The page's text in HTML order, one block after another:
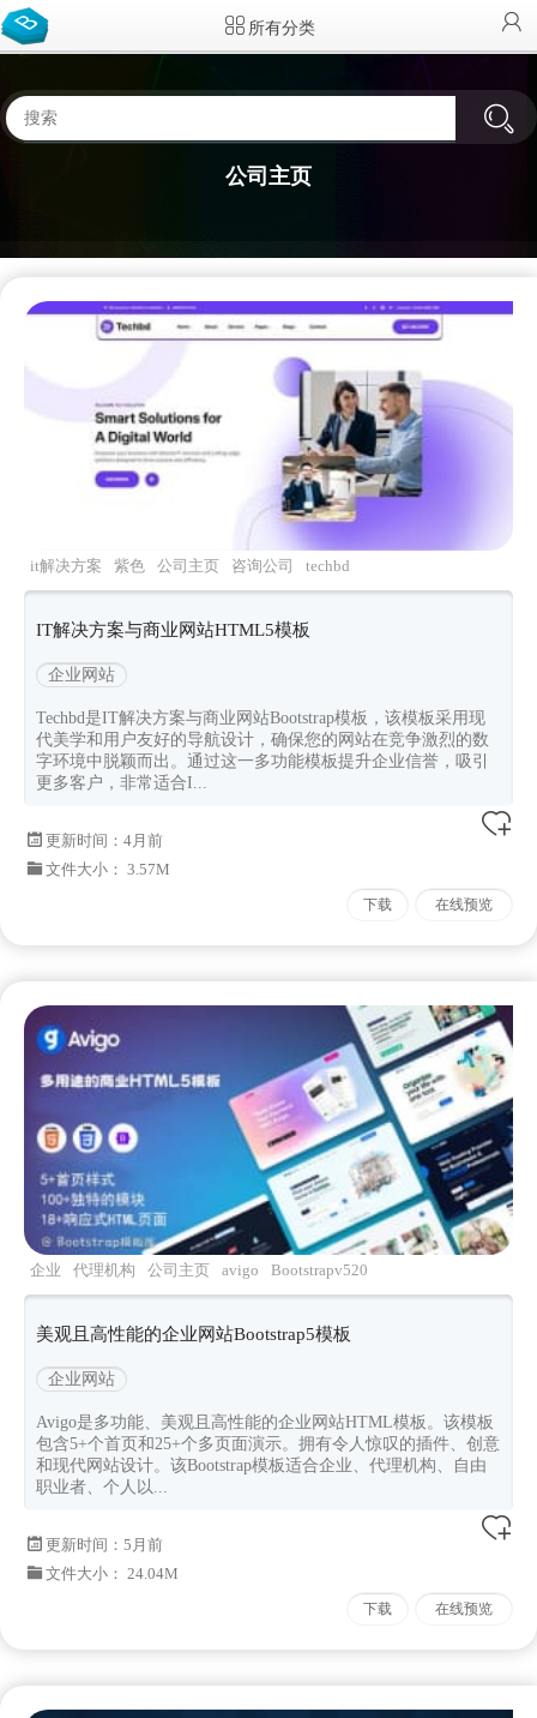
所有分类
公司主页
it解决方案 紫色 公司主页 咨询公司 techbd
IT解决方案与商业网站HTML5模板
企业网站
Techbd是IT解决方案与商业网站Bootstrap模板，该模板采用现
代美学和用户友好的导航设计，确保您的网站在竞争激烈的数
字环境中脱颖而出。通过这一多功能模板提升企业信誉，吸引
更多客户，非常适合I...
更新时间： 4月前
文件大小： 3.57M
下载 在线预览
企业 代理机构 公司主页 avigo Bootstrapv520
美观且高性能的企业网站Bootstrap5模板
企业网站
Avigo是多功能、美观且高性能的企业网站HTML模板。该模板
包含5+个首页和25+个多页面演示。拥有令人惊叹的插件、创意
和现代网站设计。该Bootstrap模板适合企业、代理机构、自由
职业者、个人以...
更新时间： 5月前
文件大小： 24.04M
下载 在线预览